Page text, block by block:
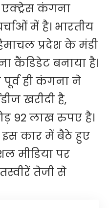
एक्ट्रेस कंगना
में है। भारतीय
प्रदेश के मंडी
कैंडिडेट बनाया है।
ही कंगना ने
खरीदी है,
92 लाख रुपए है।
कार में बैठे हुए
मीडिया पर
तेजी से